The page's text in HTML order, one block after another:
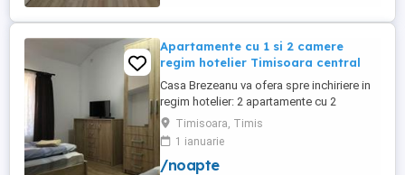
Apartamente cu 1 si 2 camere
regim hotelier Timisoara central
Casa Brezeanu va ofera spre inchiriere in
regim hotelier: 2 apartamente cu 2
dormitoare, baie si bucatarie proprie. (4
locuri cazare in fiecare apartament) 1
apartament cu 1 dormitor, baie si
bucatarie proprie. (3 locuri cazare) Fiecare
Timisoara, Timis
1 ianuarie
/noapte